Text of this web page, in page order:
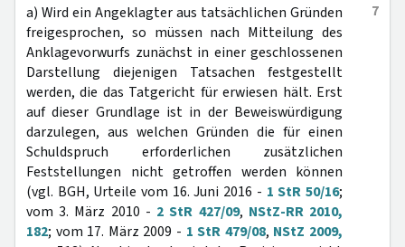
7
a) Wird ein Angeklagter aus tatsächlichen Gründen
freigesprochen, so müssen nach Mitteilung des
Anklagevorwurfs zunächst in einer geschlossenen
Darstellung diejenigen Tatsachen festgestellt
werden, die das Tatgericht für erwiesen hält. Erst
auf dieser Grundlage ist in der Beweiswürdigung
darzulegen, aus welchen Gründen die für einen
Schuldspruch erforderlichen zusätzlichen
Feststellungen nicht getroffen werden können
(vgl. BGH, Urteile vom 16. Juni 2016 - 1 StR 50/16;
vom 3. März 2010 - 2 StR 427/09, NStZ-RR 2010,
182; vom 17. März 2009 - 1 StR 479/08, NStZ 2009,